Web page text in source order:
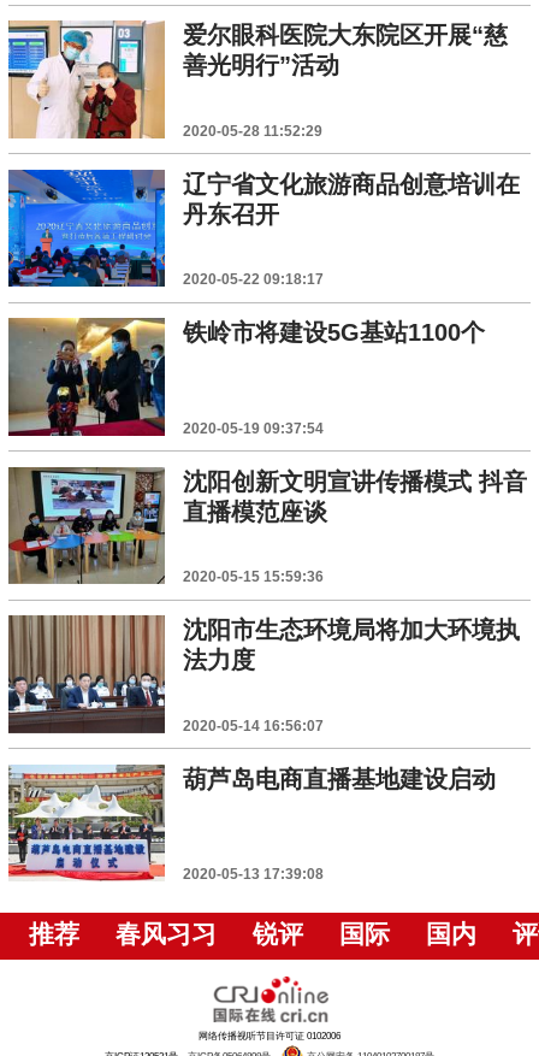
爱尔眼科医院大东院区开展“慈
善光明行”活动
2020-05-28 11:52:29
辽宁省文化旅游商品创意培训在
丹东召开
2020-05-22 09:18:17
铁岭市将建设5G基站1100个
2020-05-19 09:37:54
沈阳创新文明宣讲传播模式 抖音
直播模范座谈
2020-05-15 15:59:36
沈阳市生态环境局将加大环境执
法力度
2020-05-14 16:56:07
葫芦岛电商直播基地建设启动
2020-05-13 17:39:08
推荐 春风习习 锐评 国际 国内
网络传播视听节目许可证 0102006